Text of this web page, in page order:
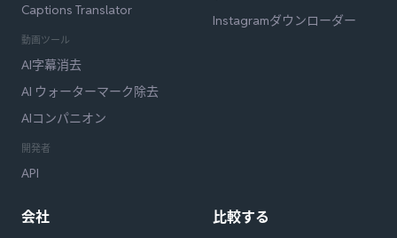
Captions Translator
動画ツール
AI字幕消去
AI ウォーターマーク除去
AIコンパニオン
開発者
API
Instagramダウンローダー
会社 比較する